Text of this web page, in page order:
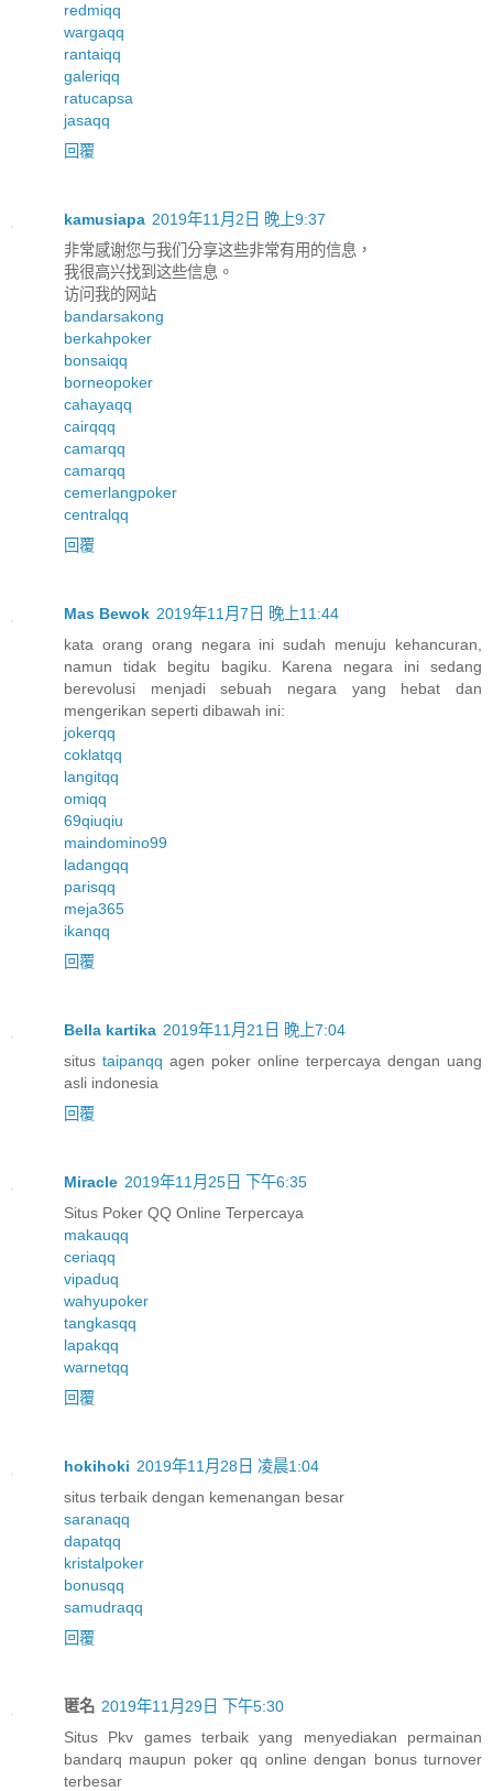
redmiqq
wargaqq
rantaiqq
galeriqq
ratucapsa
jasaqq
回覆
kamusiapa 2019年11月2日 晚上9:37
非常感谢您与我们分享这些非常有用的信息，
我很高兴找到这些信息。
访问我的网站
bandarsakong
berkahpoker
bonsaiqq
borneopoker
cahayaqq
cairqqq
camarqq
camarqq
cemerlangpoker
centralqq
回覆
Mas Bewok 2019年11月7日 晚上11:44
kata orang orang negara ini sudah menuju kehancuran,
namun tidak begitu bagiku. Karena negara ini sedang
berevolusi menjadi sebuah negara yang hebat dan
mengerikan seperti dibawah ini:
jokerqq
coklatqq
langitqq
omiqq
69qiuqiu
maindomino99
ladangqq
parisqq
meja365
ikanqq
回覆
Bella kartika 2019年11月21日 晚上7:04
situs taipanqq agen poker online terpercaya dengan uang
asli indonesia
回覆
Miracle 2019年11月25日 下午6:35
Situs Poker QQ Online Terpercaya
makauqq
ceriaqq
vipaduq
wahyupoker
tangkasqq
lapakqq
warnetqq
回覆
hokihoki 2019年11月28日 凌晨1:04
situs terbaik dengan kemenangan besar
saranaqq
dapatqq
kristalpoker
bonusqq
samudraqq
回覆
匿名 2019年11月29日 下午5:30
Situs Pkv games terbaik yang menyediakan permainan
bandarq maupun poker qq online dengan bonus turnover
terbesar